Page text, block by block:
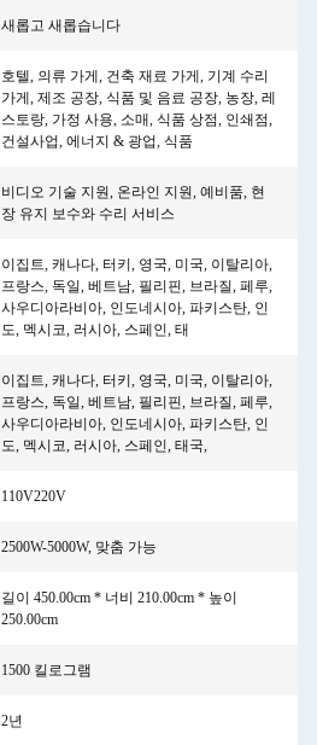
새롭고 새롭습니다
호텔, 의류 가게, 건축 재료 가게, 기계 수리
가게, 제조 공장, 식품 및 음료 공장, 농장, 레
스토랑, 가정 사용, 소매, 식품 상점, 인쇄점,
건설사업, 에너지 & 광업, 식품
비디오 기술 지원, 온라인 지원, 예비품, 현
장 유지 보수와 수리 서비스
이집트, 캐나다, 터키, 영국, 미국, 이탈리아,
프랑스, ​​독일, 베트남, 필리핀, 브라질, 페루,
사우디아라비아, 인도네시아, 파키스탄, 인
도, 멕시코, 러시아, 스페인, 태
이집트, 캐나다, 터키, 영국, 미국, 이탈리아,
프랑스, 독일, 베트남, 필리핀, 브라질, 페루,
사우디아라비아, 인도네시아, 파키스탄, 인
도, 멕시코, 러시아, 스페인, 태국,
110V220V
2500W-5000W, 맞춤 가능
길이 450.00cm * 너비 210.00cm * 높이
250.00cm
1500 킬로그램
2년